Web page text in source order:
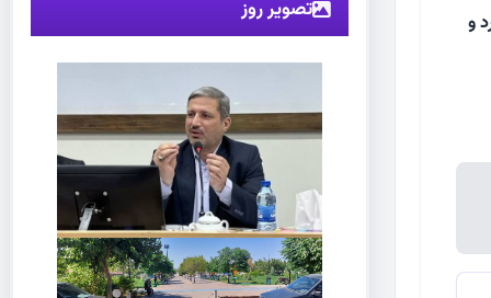
و
تصویر روز